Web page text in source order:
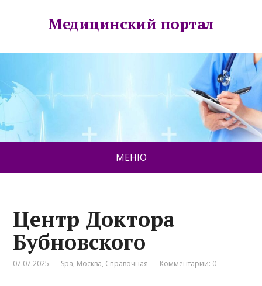
Медицинский портал
МЕНЮ
Центр Доктора
Бубновского
07.07.2025 Spa, Москва, Справочная Комментарии: 0